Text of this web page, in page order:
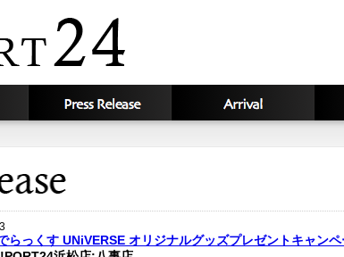
らっくす UNiVERSE オリジナルグッズプレゼントキャン